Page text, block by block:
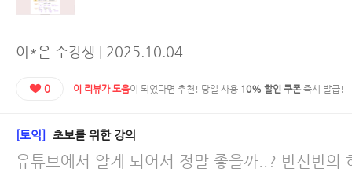
이*은 수강생 | 2025.10.04
0 이 리뷰가 도움이 되었다면 추천! 당일 사용 10% 할인 쿠폰즉시 발급!
[토익] 초보를 위한 강의
유튜브에서 알게 되어서 정말 좋을까..? 반신반의